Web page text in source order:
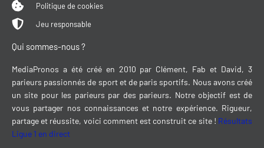
Politique de cookies
Jeu responsable
Qui sommes-nous ?
MediaPronos a été créé en 2010 par Clément, Fab et David, 3
parieurs passionnés de sport et de paris sportifs. Nous avons créé
un site pour les parieurs par des parieurs. Notre objectif est de
vous partager nos connaissances et notre expérience. Rigueur,
partage et réussite, voici comment est construit ce site ! Résultats
Ligue 1 en direct